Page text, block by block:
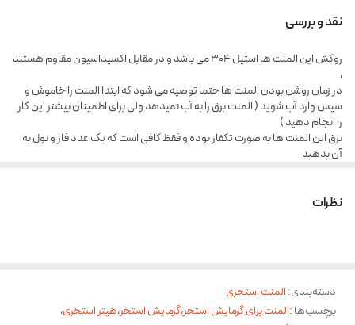
نقد و بررسی
روکش این المنت ها استیل 304 می باشد و در مقابل اکسیداسیون مقاوم هستند
،
در زمان روشن بودن المنت ها حتما توصیه می شود که ابتدا المنت را خاموش و
سپس وارد آب شوید ( المنت برق را به آب نمیدهد ولی برای اطمینان بیشتر این کار
را انجام دهید )
برق این المنت ها به صورت تکفاز بوده و فقظ کافی است که یک عدد فاز و نول به
آن بدهید
نظرات
دسته‌بندی:المنت استخری
برچسب‌ها :المنت برای گرمایش استخر،گرمایش استخر،هیتر استخری،